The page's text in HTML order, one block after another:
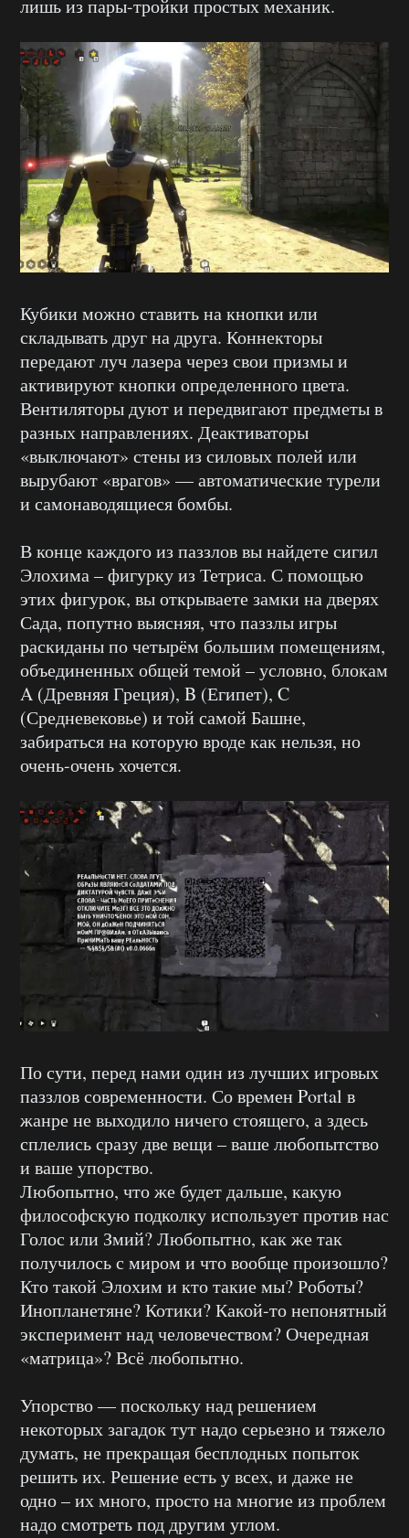
лишь из пары-тройки простых механик.
Кубики можно ставить на кнопки или
складывать друг на друга. Коннекторы
передают луч лазера через свои призмы и
активируют кнопки определенного цвета.
Вентиляторы дуют и передвигают предметы в
разных направлениях. Деактиваторы
«выключают» стены из силовых полей или
вырубают «врагов» — автоматические турели
и самонаводящиеся бомбы.
В конце каждого из паззлов вы найдете сигил
Элохима – фигурку из Тетриса. С помощью
этих фигурок, вы открываете замки на дверях
Сада, попутно выясняя, что паззлы игры
раскиданы по четырём большим помещениям,
объединенных общей темой – условно, блокам
A (Древняя Греция), B (Египет), C
(Средневековье) и той самой Башне,
забираться на которую вроде как нельзя, но
очень-очень хочется.
По сути, перед нами один из лучших игровых
паззлов современности. Со времен Portal в
жанре не выходило ничего стоящего, а здесь
сплелись сразу две вещи – ваше любопытство
и ваше упорство.
Любопытно, что же будет дальше, какую
философскую подколку использует против нас
Голос или Змий? Любопытно, как же так
получилось с миром и что вообще произошло?
Кто такой Элохим и кто такие мы? Роботы?
Инопланетяне? Котики? Какой-то непонятный
эксперимент над человечеством? Очередная
«матрица»? Всё любопытно.
Упорство — поскольку над решением
некоторых загадок тут надо серьезно и тяжело
думать, не прекращая бесплодных попыток
решить их. Решение есть у всех, и даже не
одно – их много, просто на многие из проблем
надо смотреть под другим углом.